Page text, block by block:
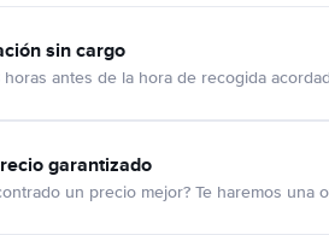
sin cargo
horas antes de la hora de recogida
garantizado
un precio mejor? Te haremos una